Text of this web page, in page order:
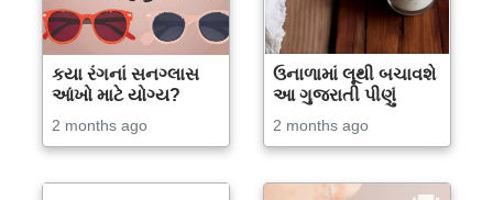
કયા રંગનાં સનગ્લાસ
આંખો માટે યોગ્ય?
2 months ago
ઉનાળામાં લૂથી બચાવશે
આ ગુજરાતી પીણું
2 months ago